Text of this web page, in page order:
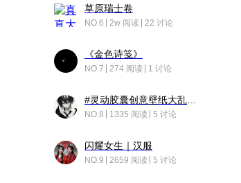
草原瑞士卷
NO.6 2w 阅读 22 讨论
《金色诗笺》
NO.7 274 阅读 1 讨论
NO.8 1335 阅读 5 讨论
闪耀女生｜汉服
NO.9 2659 阅读 5 讨论